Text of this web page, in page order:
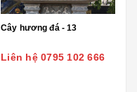
Cây hương đá - 13
Liên hệ 0795 102 666